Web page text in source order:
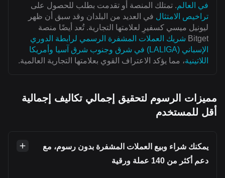
في العالم. تمتلك المنصة أو تقدمت بطلب للحصول على
تراخيص الامتثال في العديد من البلدان وقد سبق أن ظهر
ليونيل ميسي كسفيرِ لعلامتها التجارية. تُعد أيضًا منصة
Bitget شريك العملات المشفرة الرسمي لرابطة الدوري
الإسباني (LALIGA) في شرق وجنوب شرق آسيا وأمريكا
اللاتينية، مما يؤكد الاعتراف القوي بعلامتها التجارية العالمية.
مميزات الرسوم لتحقيق إجمالي تكاليف إجمالية
أقل للمستخدم
يمكنك شراء وبيع العملات المشفرة بدون رسوم، مع
دعم أكثر من 140 عملة ورقية